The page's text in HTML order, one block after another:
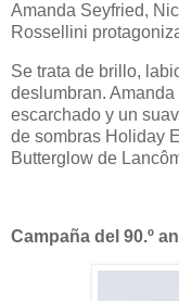
Amanda Seyfried,
Rossellini
Se trata de brillo,
deslumbran.
escarchado y un
de sombras Holiday
Butterglow de
Campaña del 90.º